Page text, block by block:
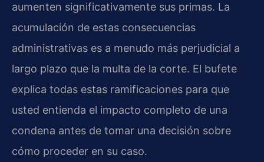
aumenten significativamente sus primas. La
acumulación de estas consecuencias
administrativas es a menudo más perjudicial a
largo plazo que la multa de la corte. El bufete
explica todas estas ramificaciones para que
usted entienda el impacto completo de una
condena antes de tomar una decisión sobre
cómo proceder en su caso.